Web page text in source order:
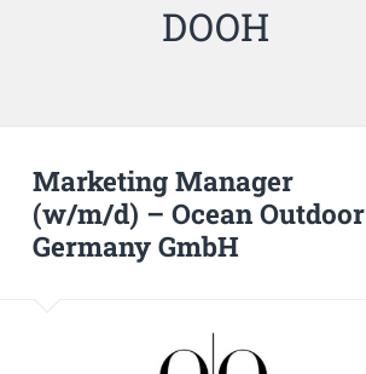
DOOH
Marketing Manager
(w/m/d) – Ocean Outdoor
Germany GmbH